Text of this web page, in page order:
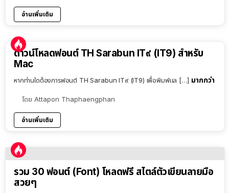
อ่านเพิ่มเติม
ดาวน์โหลดฟอนต์ TH Sarabun IT๙ (IT9) สำหรับ
Mac
หากท่านใดต้องการฟอนต์ TH Sarabun IT๙ (IT9) เพื่อพิมพ์แล […] มากกว่า
โดย Attapon Thaphaengphan
อ่านเพิ่มเติม
รวม 30 ฟอนต์ (Font) โหลดฟรี สไตล์ตัวเขียนลายมือ
สวยๆ